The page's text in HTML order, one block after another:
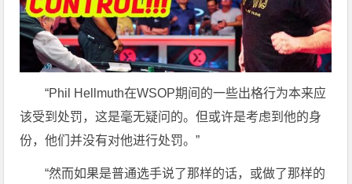
“Phil Hellmuth在WSOP期间的一些出格行为本来应
该受到处罚，这是毫无疑问的。但或许是考虑到他的身
份，他们并没有对他进行处罚。”
“然而如果是普通选手说了那样的话，或做了那样的